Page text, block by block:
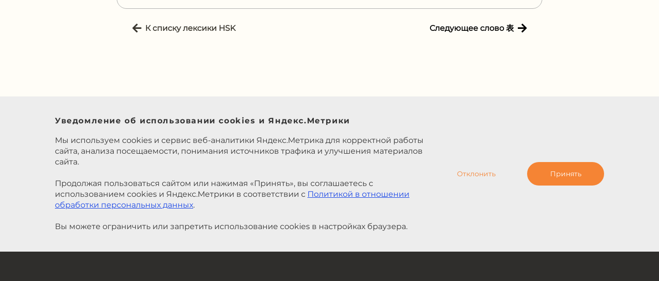
К списку лексики HSK Следующее слово 表
Уведомление об использовании cookies и Яндекс.Метрики
Мы используем cookies и сервис веб-аналитики Яндекс.Метрика для корректной работы
сайта, анализа посещаемости, понимания источников трафика и улучшения материалов
сайта.
Продолжая пользоваться сайтом или нажимая «Принять», вы соглашаетесь с
использованием cookies и Яндекс.Метрики в соответствии с Политикой в отношении
обработки персональных данных.
Вы можете ограничить или запретить использование cookies в настройках браузера.
Отклонить Принять